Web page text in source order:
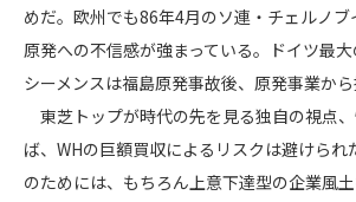
めだ。欧州でも86年4月のソ連・チェルノブ
原発への不信感が強まっている。ドイツ最大
シーメンスは福島原発事故後、原発事業から
東芝トップが時代の先を見る独自の視点
ば、WHの巨額買収によるリスクは避けられ
のためには、もちろん上意下達型の企業風